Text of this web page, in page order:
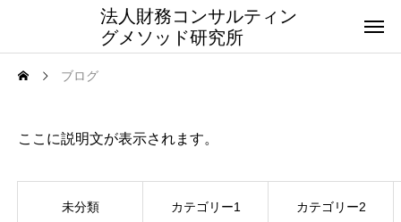
法人財務コンサルティン
グメソッド研究所
ブログ
ここに説明文が表示されます。
未分類 カテゴリー1 カテゴリー2